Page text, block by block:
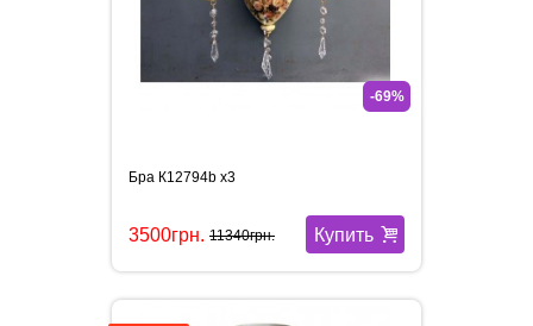
-69%
Бра К12794b x3
Купить
3500грн. 11340грн.